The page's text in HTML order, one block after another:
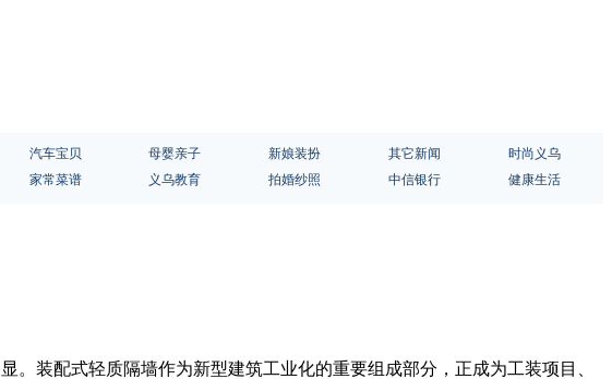
汽车宝贝 母婴亲子 新娘装扮 其它新闻
时尚义乌
家常菜谱 义乌教育 拍婚纱照 中信银行 健康生活
装配式轻质隔墙作为新型建筑工业化的重要组成部分，正成为工装项目、